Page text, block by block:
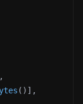
,
( ) ] ,